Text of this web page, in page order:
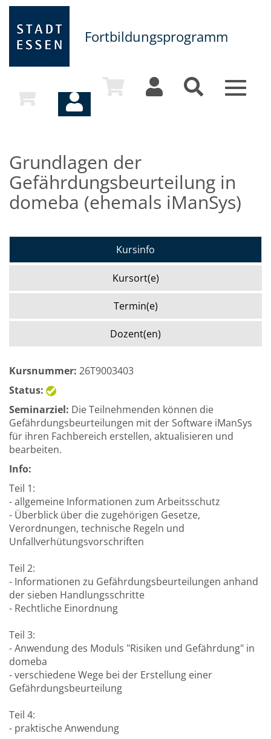
Fortbildungsprogramm
Toggle
Grundlagen der
Gefährdungsbeurteilung in
domeba (ehemals iManSys)
Kursinfo
Kursort(e)
Termin(e)
Dozent(en)
Kursnummer: 26T9003403
Status:
Seminarziel: Die Teilnehmenden können die
Gefährdungsbeurteilungen mit der Software iManSys
für ihren Fachbereich erstellen, aktualisieren und
bearbeiten.
Info:
Teil 1:
- allgemeine Informationen zum Arbeitsschutz
- Überblick über die zugehörigen Gesetze,
Verordnungen, technische Regeln und
Unfallverhütungsvorschriften
Teil 2:
- Informationen zu Gefährdungsbeurteilungen anhand
der sieben Handlungsschritte
- Rechtliche Einordnung
Teil 3:
- Anwendung des Moduls "Risiken und Gefährdung" in
domeba
- verschiedene Wege bei der Erstellung einer
Gefährdungsbeurteilung
Teil 4:
- praktische Anwendung